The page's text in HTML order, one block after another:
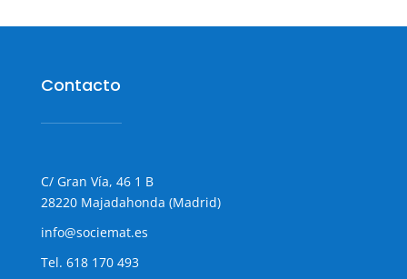
Contacto
C/ Gran Vía, 46 1 B
28220 Majadahonda (Madrid)
info@sociemat.es
Tel. 618 170 493